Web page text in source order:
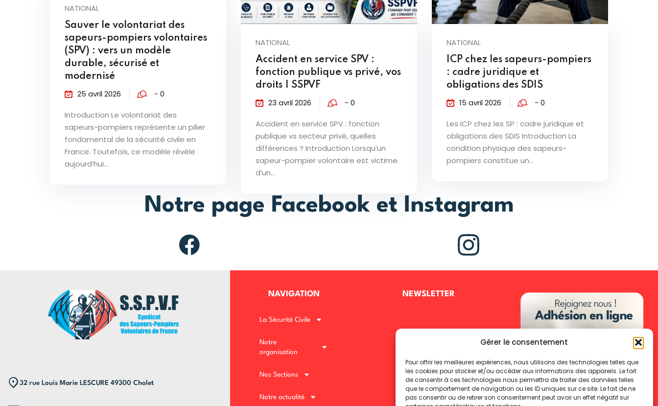
Gérer le consentement
Pour offrir les meilleures expériences, nous utilisons des technologies telles que
les cookies pour stocker et/ou accéder aux informations des appareils. Le fait
de consentir à ces technologies nous permettra de traiter des données telles
que le comportement de navigation ou les ID uniques sur ce site. Le fait de ne
pas consentir ou de retirer son consentement peut avoir un effet négatif sur
NATIONAL
Sauver le volontariat des
sapeurs-pompiers volontaires
(SPV) : vers un modèle
durable, sécurisé et
modernisé
25 avril 2026 - 0
Introduction Le volontariat des
sapeurs-pompiers représente un pilier
fondamental de la sécurité civile en
France. Toutefois, ce modèle révèle
aujourd’hui...
NATIONAL
Accident en service SPV :
fonction publique vs privé, vos
droits | SSPVF
23 avril 2026 - 0
Accident en service SPV : fonction
publique vs secteur privé, quelles
différences ? Introduction Lorsqu’un
sapeur-pompier volontaire est victime
d’un...
NATIONAL
ICP chez les sapeurs-pompiers
: cadre juridique et
obligations des SDIS
15 avril 2026 - 0
Les ICP chez les SP : cadre juridique et
obligations des SDIS Introduction La
condition physique des sapeurs-
pompiers constitue un...
Notre page Facebook et Instagram
32 rue Louis Marie LESCURE 49300 Cholet
NAVIGATION
La Sécurité Civile
Notre
organisation
Nos Sections
Notre actualité
NEWSLETTER
NOUS SUIVRE